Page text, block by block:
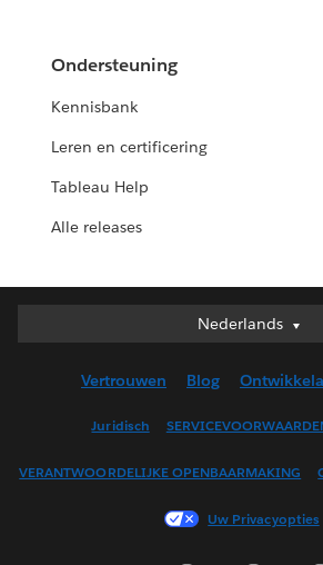
Ondersteuning
Kennisbank
Leren en certificering
Tableau Help
Alle releases
Nederlands
Nederlands
English (UK)
Français (Canada)
Français (France)
Vertrouwen Blog
Juridisch
VERANTWOORDELIJKE OPENBAARMAKING
Uw Privacyopties